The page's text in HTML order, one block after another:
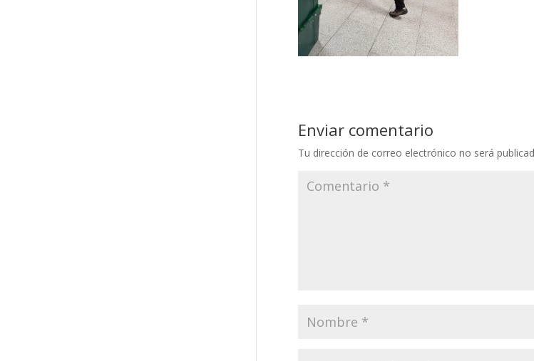
Enviar comentario
Tu dirección de correo electrónico no será